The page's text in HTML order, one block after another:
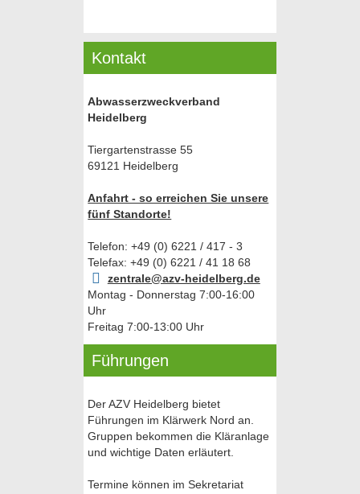
Kontakt
Abwasserzweckverband
Heidelberg
Tiergartenstrasse 55
69121 Heidelberg
Anfahrt - so erreichen Sie unsere
fünf Standorte!
Telefon: +49 (0) 6221 / 417 - 3
Telefax: +49 (0) 6221 / 41 18 68
zentrale@azv-heidelberg.de
Montag - Donnerstag 7:00-16:00
Uhr
Freitag 7:00-13:00 Uhr
Führungen
Der AZV Heidelberg bietet
Führungen im Klärwerk Nord an.
Gruppen bekommen die Kläranlage
und wichtige Daten erläutert.
Termine können im Sekretariat